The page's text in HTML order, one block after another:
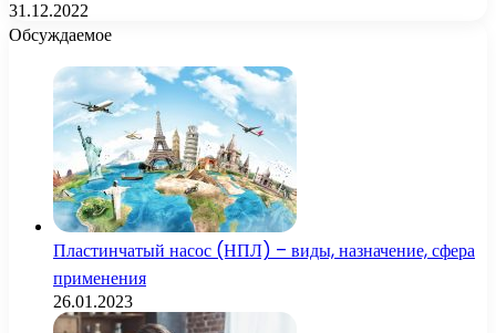
31.12.2022
Обсуждаемое
Пластинчатый насос (НПЛ) – виды, назначение, сфера
применения
26.01.2023